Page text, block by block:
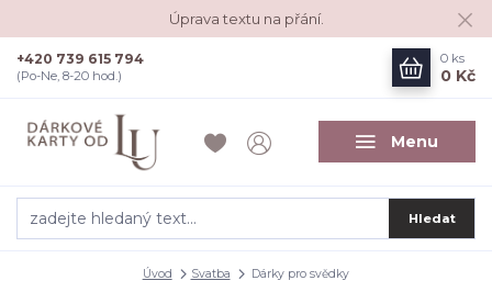
Úprava textu na přání.
Menu
Hledat
+420 739 615 794
(Po-Ne, 8-20 hod.)
0 ks
0 Kč
Úvod Svatba Dárky pro svědky